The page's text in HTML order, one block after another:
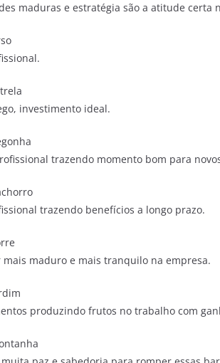
maduras e estratégia são a atitude certa
investimento ideal.
trazendo momento bom para
trazendo benefícios a longo prazo.
mais maduro e mais tranquilo na empresa.
produzindo frutos no trabalho com